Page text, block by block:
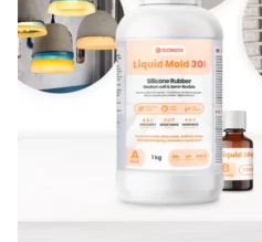
op
de
productpagina